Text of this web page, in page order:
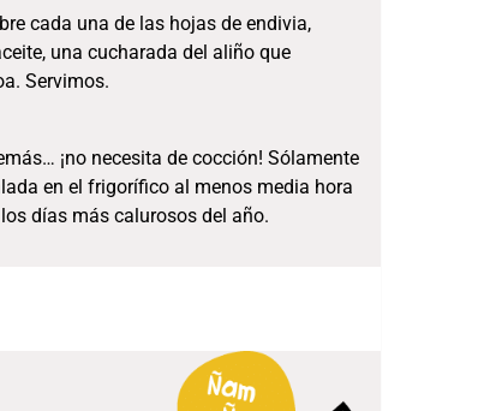
cada una de las hojas de endivia,
una cucharada del aliño que
Servimos.
¡no necesita de cocción! Sólamente
en el frigorífico al menos media hora
días más calurosos del año.